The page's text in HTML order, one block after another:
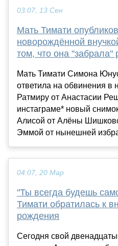
03:07, 13 Сен
Мать Тимати
новорождённой
том, что она "забрала"
Мать Тимати Симона
ответила на обвинения в
Ратмиру от Анастасии
инстаграме* новый
Алисой от Алёны
Эммой от нынешней
04:07, 20 Мар
"Ты всегда будешь
Тимати обратилась к
рождения
Сегодня свой